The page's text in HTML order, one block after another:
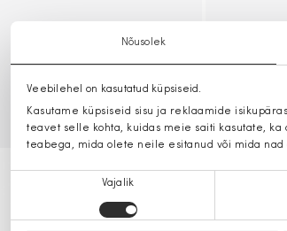
Nõusolek
Veebilehel on kasutatud küpsiseid.
Kasutame küpsiseid sisu ja reklaamide
teavet selle kohta, kuidas meie saiti kasutate,
teabega, mida olete neile esitanud või mida nad
Vajalik